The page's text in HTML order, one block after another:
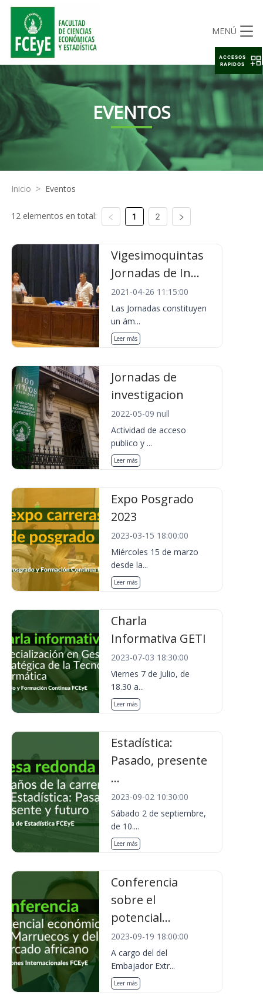
MENÚ
EVENTOS
Inicio > Eventos
12 elementos en total: 1 2
Vigesimoquintas
Jornadas de In...
2021-04-26 11:15:00
Las Jornadas constituyen
un ám...
Leer más
Jornadas de
investigacion
2022-05-09 null
Actividad de acceso
publico y ...
Leer más
Expo Posgrado
2023
2023-03-15 18:00:00
Miércoles 15 de marzo
desde la...
Leer más
Charla
Informativa GETI
2023-07-03 18:30:00
Viernes 7 de Julio, de
18.30 a...
Leer más
Estadística:
Pasado, presente
...
2023-09-02 10:30:00
Sábado 2 de septiembre,
de 10....
Leer más
Conferencia
sobre el
potencial...
2023-09-19 18:00:00
A cargo del del
Embajador Extr...
Leer más
ACCESOS
RAPIDOS